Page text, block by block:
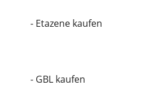
- Etazene kaufen
- GBL kaufen